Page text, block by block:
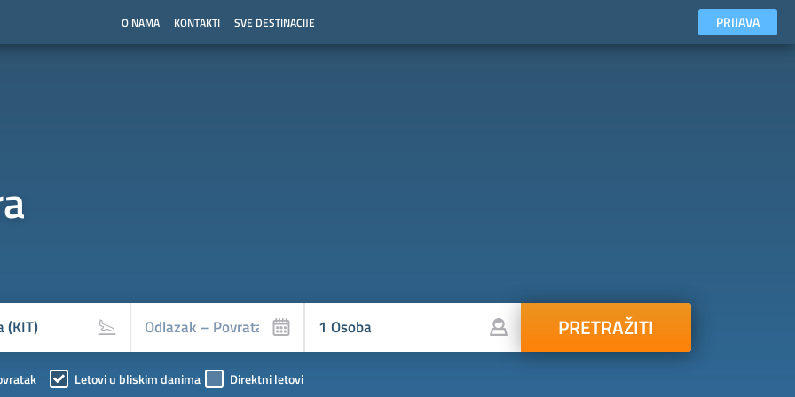
O NAMA KONTAKTI SVE DESTINACIJE PRIJAVA
PRETRAŽITI
Letovi u bliskim danima Direktni letovi